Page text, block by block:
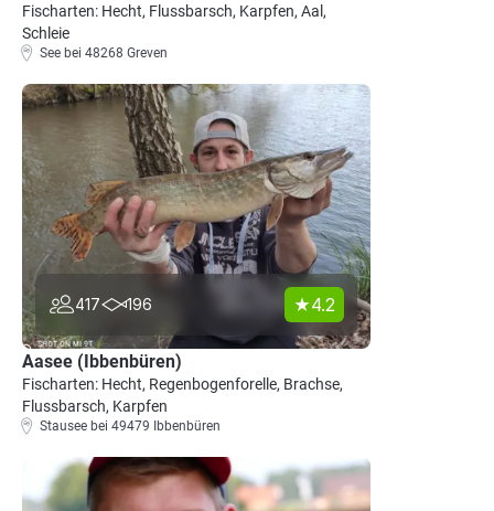
Fischarten: Hecht, Flussbarsch, Karpfen, Aal,
Schleie
See bei 48268 Greven
417 196 4.2
Aasee (Ibbenbüren)
Fischarten: Hecht, Regenbogenforelle, Brachse,
Flussbarsch, Karpfen
Stausee bei 49479 Ibbenbüren